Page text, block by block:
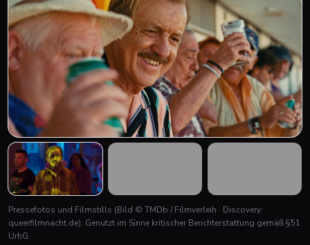
Pressefotos und Filmstills (Bild © TMDb / Filmverleih · Discovery:
queerfilmnacht.de). Genutzt im Sinne kritischer Berichterstattung gemäß §51
UrhG.